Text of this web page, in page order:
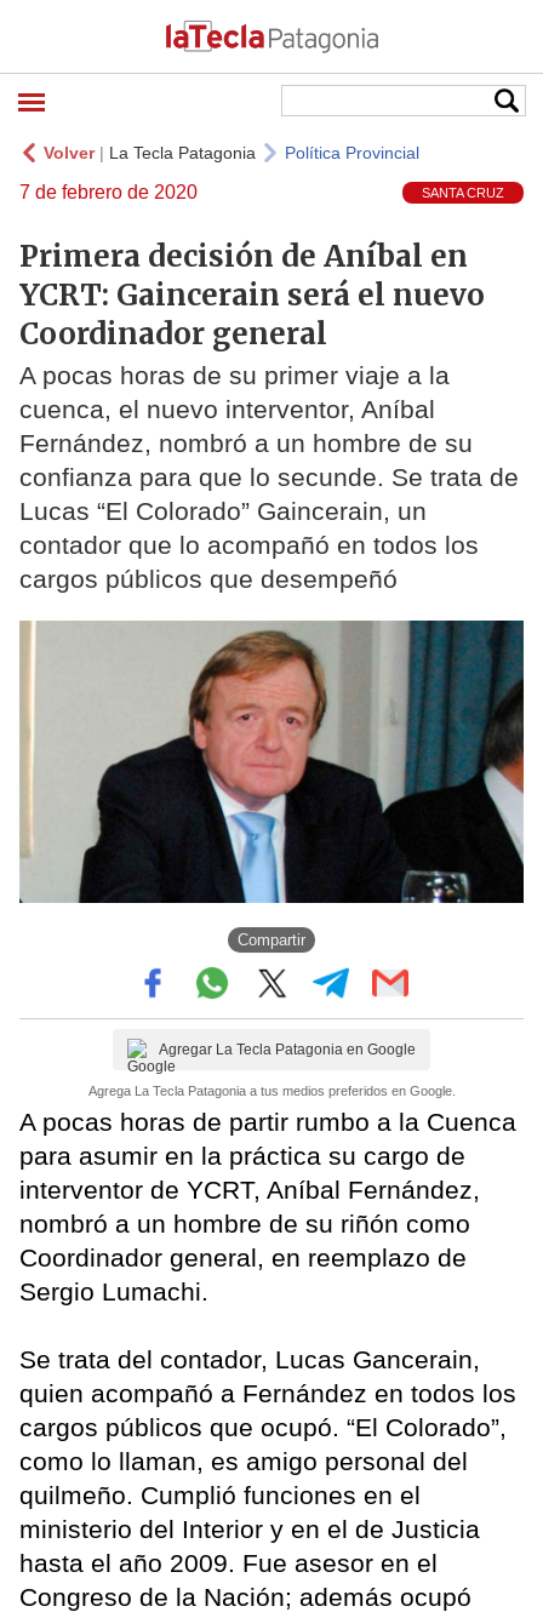
Volver| La Tecla Patagonia Política Provincial
7 de febrero de 2020 SANTA CRUZ
Primera decisión de Aníbal en
YCRT: Gaincerain será el nuevo
Coordinador general
A pocas horas de su primer viaje a la
cuenca, el nuevo interventor, Aníbal
Fernández, nombró a un hombre de su
confianza para que lo secunde. Se trata de
Lucas “El Colorado” Gaincerain, un
contador que lo acompañó en todos los
cargos públicos que desempeñó
Compartir
Agregar La Tecla Patagonia en Google
Agrega La Tecla Patagonia a tus medios preferidos en Google.
A pocas horas de partir rumbo a la Cuenca
para asumir en la práctica su cargo de
interventor de YCRT, Aníbal Fernández,
nombró a un hombre de su riñón como
Coordinador general, en reemplazo de
Sergio Lumachi.
Se trata del contador, Lucas Gancerain,
quien acompañó a Fernández en todos los
cargos públicos que ocupó. “El Colorado”,
como lo llaman, es amigo personal del
quilmeño. Cumplió funciones en el
ministerio del Interior y en el de Justicia
hasta el año 2009. Fue asesor en el
Congreso de la Nación; además ocupó